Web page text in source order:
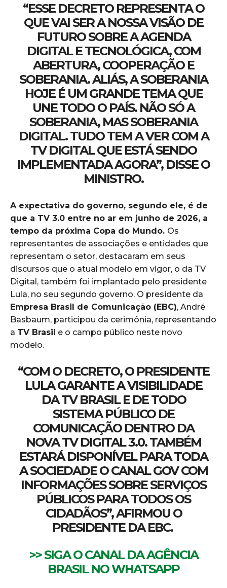
“ESSE DECRETO REPRESENTA O
QUE VAI SER A NOSSA VISÃO DE
FUTURO SOBRE A AGENDA
DIGITAL E TECNOLÓGICA, COM
ABERTURA, COOPERAÇÃO E
SOBERANIA. ALIÁS, A SOBERANIA
HOJE É UM GRANDE TEMA QUE
UNE TODO O PAÍS. NÃO SÓ A
SOBERANIA, MAS SOBERANIA
DIGITAL. TUDO TEM A VER COM A
TV DIGITAL QUE ESTÁ SENDO
IMPLEMENTADA AGORA”, DISSE O
MINISTRO.
A expectativa do governo, segundo ele, é de
que a TV 3.0 entre no ar em junho de 2026, a
tempo da próxima Copa do Mundo. Os
representantes de associações e entidades que
representam o setor, destacaram em seus
discursos que o atual modelo em vigor, o da TV
Digital, também foi implantado pelo presidente
Lula, no seu segundo governo. O presidente da
Empresa Brasil de Comunicação (EBC), André
Basbaum, participou da cerimônia, representando
a TV Brasil e o campo público neste novo
modelo.
“COM O DECRETO, O PRESIDENTE
LULA GARANTE A VISIBILIDADE
DATV BRASILE DE TODO
SISTEMA PÚBLICO DE
COMUNICAÇÃO DENTRO DA
NOVA TV DIGITAL 3.0. TAMBÉM
ESTARÁ DISPONÍVEL PARA TODA
A SOCIEDADE OCANAL GOVCOM
INFORMAÇÕES SOBRE SERVIÇOS
PÚBLICOS PARA TODOS OS
CIDADÃOS”, AFIRMOU O
PRESIDENTE DA EBC.
>> SIGA O CANAL DAAGÊNCIA
BRASILNO WHATSAPP